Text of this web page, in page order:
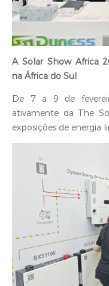
‍A Solar Show Africa
na África do Sul
De 7 a 9 de
ativamente da The
exposições de energia